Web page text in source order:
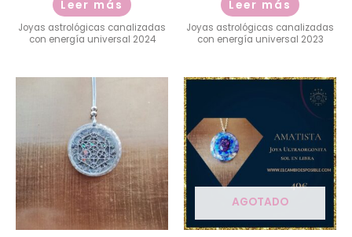
Leer más
Joyas astrológicas canalizadas
con energía universal 2024
Leer más
Joyas astrológicas canalizadas
con energía universal 2023
AGOTADO